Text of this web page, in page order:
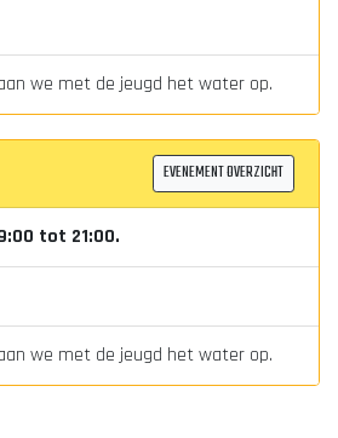
we met de jeugd het water op.
EVENEMENT OVERZICHT
tot 21:00.
we met de jeugd het water op.